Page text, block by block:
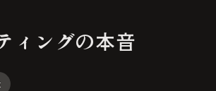
ィングの本音